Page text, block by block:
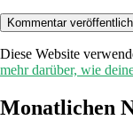
Diese Website
mehr darüber, wie
Monatlichen